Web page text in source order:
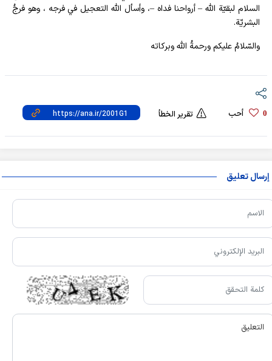
السلام لبقيّة الله – أرواحنا فداه –، وأسأل الله التعجيل في فرجه ، وهو فرجُ
البشريّة.
والسّلامُ عليكم ورحمةُ الله وبركاته
0 أحب تقرير الخطأ
إرسال تعليق